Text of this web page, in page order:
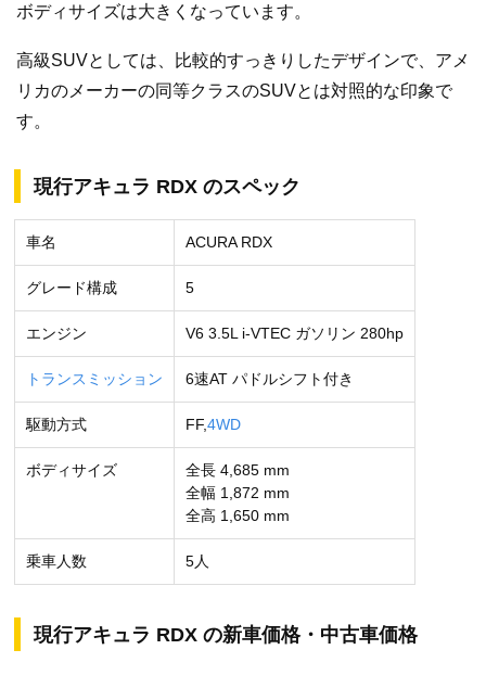
ボディサイズは大きくなっています。
高級SUVとしては、比較的すっきりしたデザインで、アメ
リカのメーカーの同等クラスのSUVとは対照的な印象で
す。
現行アキュラ RDX のスペック
車名 ACURA RDX
グレード構成 5
エンジン V6 3.5L i-VTEC ガソリン 280hp
トランスミッション 6速AT パドルシフト付き
駆動方式 FF,4WD
ボディサイズ
全長 4,685 mm
全幅 1,872 mm
全高 1,650 mm
乗車人数 5人
現行アキュラ RDX の新車価格・中古車価格